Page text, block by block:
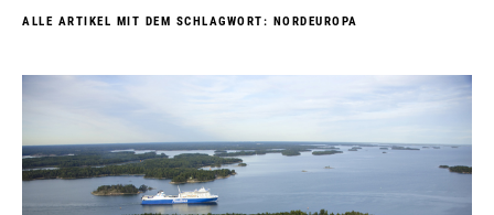
ALLE ARTIKEL MIT DEM SCHLAGWORT: NORDEUROPA